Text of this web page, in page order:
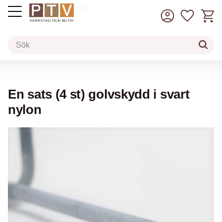
inkl. moms
En sats (4 st) golvskydd i svart
nylon